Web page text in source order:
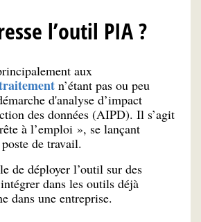
l’outil PIA ?
aux
n’étant pas ou peu
d'analyse d’impact
des données (AIPD). Il s’agit
à l’emploi », se lançant
de travail.
de déployer l’outil sur des
dans les outils déjà
dans une entreprise.